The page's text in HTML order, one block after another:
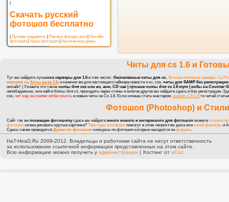
|
Скачать русский
фотошоп бесплатно
Лучшие градиенты Разные фигуры для
Онлайн
фотошоп
Уроки фотошоп бесплатные уроки
Читы для cs 1.6и
Тут вы найдете лучшиеcs серверы для 1.6 в том числе : беспалевные читы для cs Лучшие готовые серверы cs
игроков cs боты на кс 1.6 , и конечно же для настоящего геймера новости о кс, css читы для SAMP без регестрации
онлайн" | Узнаете что такое читы для css или вх, аим, CD-хак | лучшие читы для cs 1.6 тут |
коды на Counter-
непобедимым, или найти боты для cs , проходить через стены и многое другое вы найдете сдесь и без регестрации.
css, чит код на counter strike source , и новые читы на Cs 1.6 . Если хочешь стать мастером скачать CS 1.6 то читай
Фотошоп (Photoshop) и
Сайт так же посвещен фотошопусдесь вы найдете много нового и интересного для фотошоп можете скачать
фотошоп хочеш рисовать крутые картинки?Текстуры или фоны помогут в этом непростом дела или качай фильтры и
Сдесь также проводится Дуэли по фотошоп конкурсы по фотошоп которые находятся нафоруме.
HaT-HeaD.Ru 2009-2012. Владельцы и работники сайта не несут ответственность
за использование ссылочной информации представленных на этом сайте.
Всю информацию можно получить у администрации | Хостинг от uCoz